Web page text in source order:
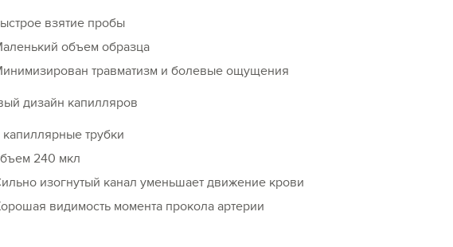
взятие пробы
объем образца
травматизм и болевые ощущения
дизайн капилляров
капиллярные трубки
240 мкл
изогнутый канал уменьшает движение крови
видимость момента прокола артерии